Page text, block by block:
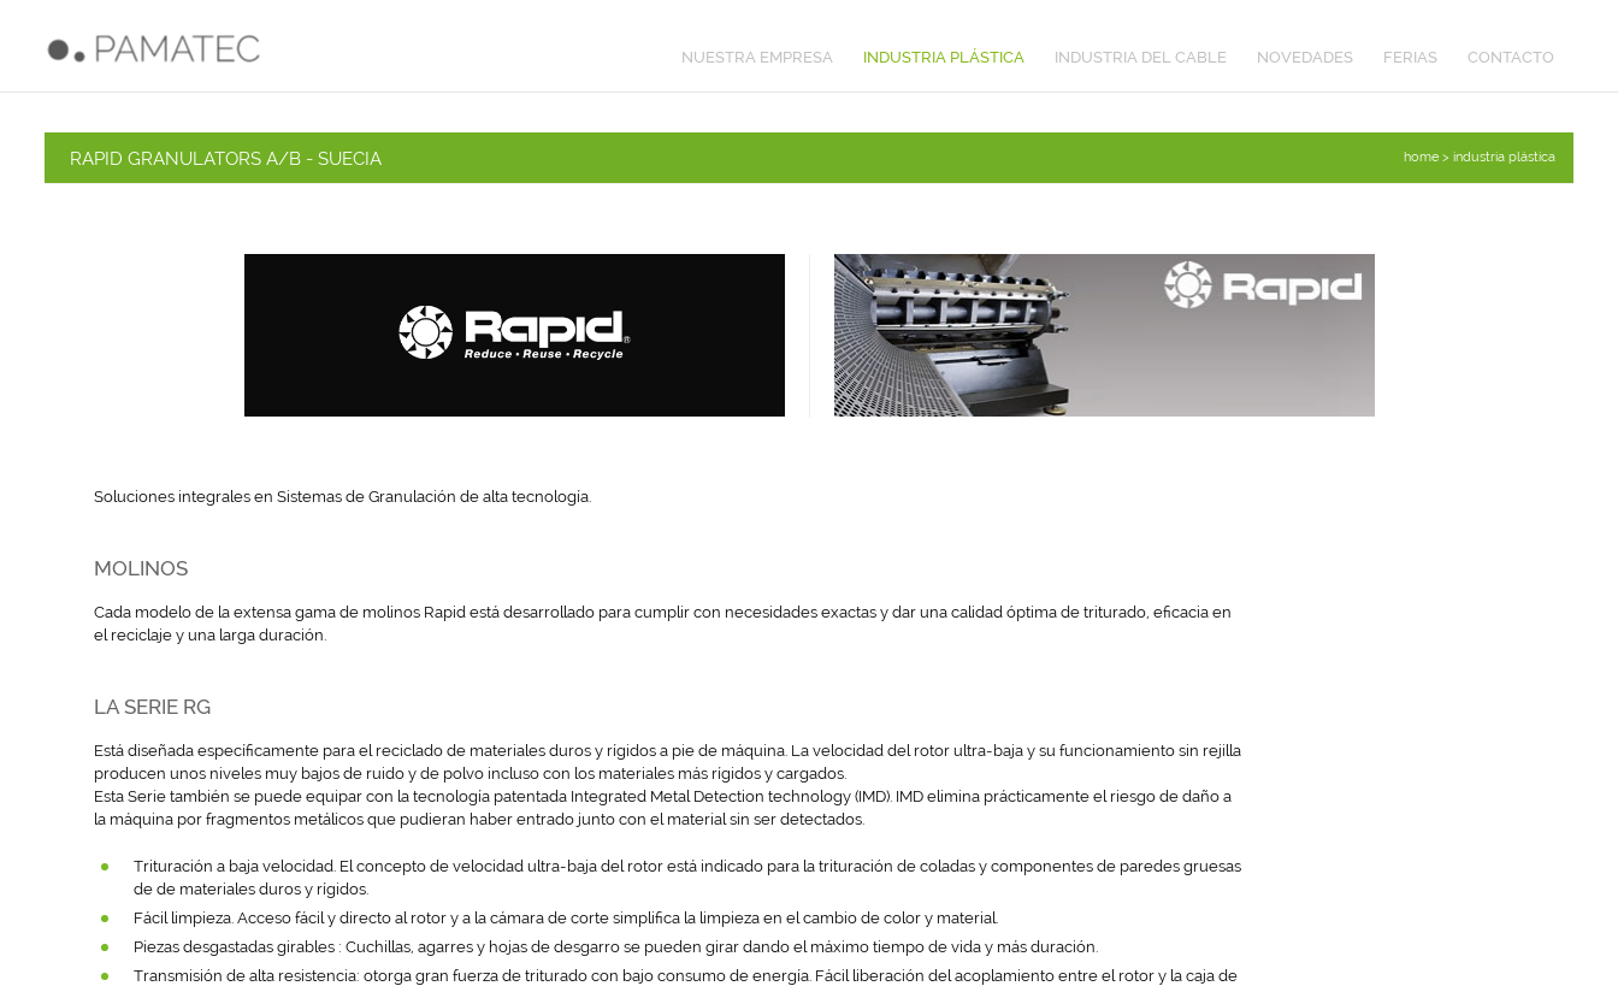
NUESTRA EMPRESA INDUSTRIA PLÁSTICA INDUSTRIA DEL CABLE NOVEDADES FERIAS CONTACTO
home > industria plástica
RAPID GRANULATORS A/B - SUECIA
Soluciones integrales en Sistemas de Granulación de alta tecnología.
MOLINOS
Cada modelo de la extensa gama de molinos Rapid está desarrollado para cumplir con necesidades exactas y dar una calidad óptima de triturado, eficacia en
el reciclaje y una larga duración.
LA SERIE RG
Está diseñada específicamente para el reciclado de materiales duros y rígidos a pie de máquina. La velocidad del rotor ultra-baja y su funcionamiento sin rejilla
producen unos niveles muy bajos de ruido y de polvo incluso con los materiales más rígidos y cargados.
Esta Serie también se puede equipar con la tecnología patentada Integrated Metal Detection technology (IMD). IMD elimina prácticamente el riesgo de daño a
la máquina por fragmentos metálicos que pudieran haber entrado junto con el material sin ser detectados.
Trituración a baja velocidad. El concepto de velocidad ultra-baja del rotor está indicado para la trituración de coladas y componentes de paredes gruesas
de de materiales duros y rígidos.
Fácil limpieza. Acceso fácil y directo al rotor y a la cámara de corte simplifica la limpieza en el cambio de color y material.
Piezas desgastadas girables : Cuchillas, agarres y hojas de desgarro se pueden girar dando el máximo tiempo de vida y más duración.
Transmisión de alta resistencia: otorga gran fuerza de triturado con bajo consumo de energía. Fácil liberación del acoplamiento entre el rotor y la caja de